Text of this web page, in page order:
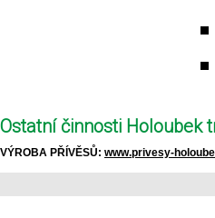
Ostatní činnosti Holoubek
VÝROBA PŘÍVĚSŮ: www.privesy-